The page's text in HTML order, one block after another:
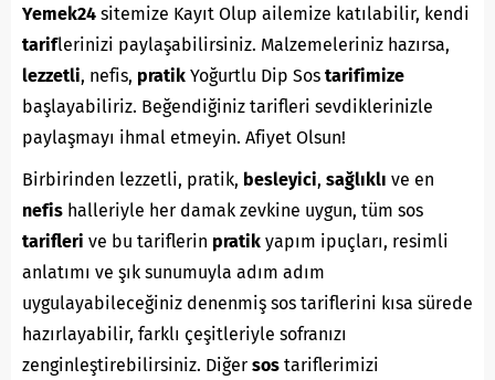
Yemek24 sitemize Kayıt Olup ailemize katılabilir, kendi
tariflerinizi paylaşabilirsiniz. Malzemeleriniz hazırsa,
lezzetli, nefis, pratik Yoğurtlu Dip Sos tarifimize
başlayabiliriz. Beğendiğiniz tarifleri sevdiklerinizle
paylaşmayı ihmal etmeyin. Afiyet Olsun!
Birbirinden lezzetli, pratik, besleyici, sağlıklı ve en
nefis halleriyle her damak zevkine uygun, tüm sos
tarifleri ve bu tariflerin pratik yapım ipuçları, resimli
anlatımı ve şık sunumuyla adım adım
uygulayabileceğiniz denenmiş sos tariflerini kısa sürede
hazırlayabilir, farklı çeşitleriyle sofranızı
zenginleştirebilirsiniz. Diğer sos tariflerimizi